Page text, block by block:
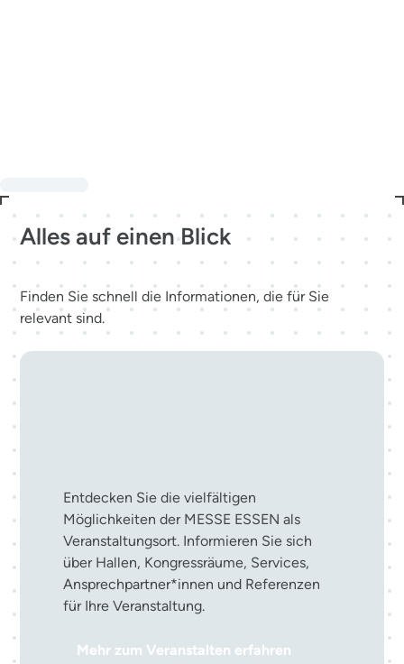
Alles auf einen Blick
Finden Sie schnell die Informationen, die für Sie
relevant sind.
Entdecken Sie die vielfältigen
Möglichkeiten der MESSE ESSEN als
Veranstaltungsort. Informieren Sie sich
über Hallen, Kongressräume, Services,
Ansprechpartner*innen und Referenzen
für Ihre Veranstaltung.
Mehr zum Veranstalten erfahren